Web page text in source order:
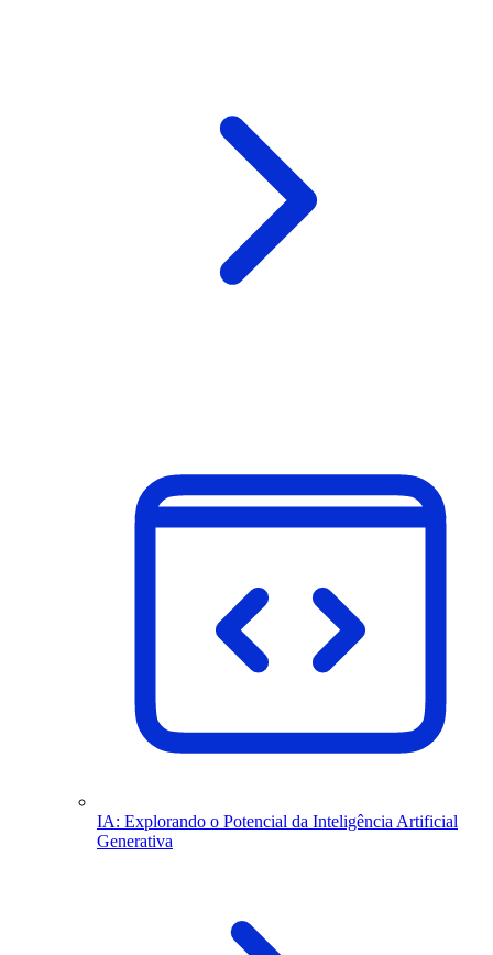
IA: Explorando o Potencial da Inteligência Artificial
Generativa